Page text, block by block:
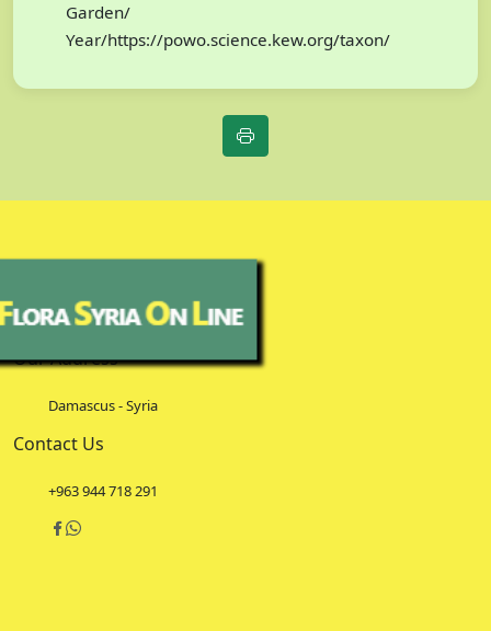
Garden/
Year/https://powo.science.kew.org/taxon/
Our Address
Damascus - Syria
Contact Us
+963 944 718 291